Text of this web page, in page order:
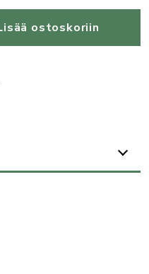
ostoskoriin